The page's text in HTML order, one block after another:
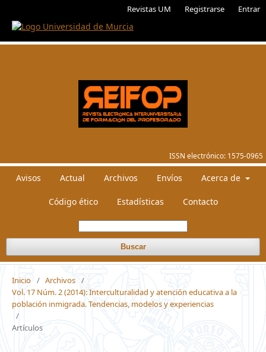
Revistas UM Registrarse Entrar
ISSN electrónico: 1575-0965
Avisos Actual Archivos Envíos Acerca de
Código ético Estadísticas Contacto
Buscar
Inicio / Archivos /
Vol. 17 Núm. 2 (2014): Interculturalidad y atención educativa a la
población inmigrada. Tendencias, modelos y experiencias
/
Artículos